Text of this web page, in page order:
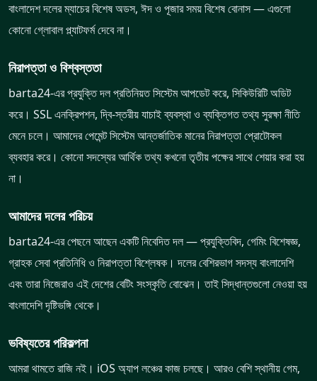
বাংলাদেশ দলের ম্যাচের বিশেষ অডস, ঈদ ও পূজার সময় বিশেষ বোনাস — এগুলো
কোনো গ্লোবাল প্ল্যাটফর্ম দেবে না।
নিরাপত্তা ও বিশ্বস্ততা
barta24-এর প্রযুক্তি দল প্রতিনিয়ত সিস্টেম আপডেট করে, সিকিউরিটি অডিট
করে। SSL এনক্রিপশন, দ্বি-স্তরীয় যাচাই ব্যবস্থা ও ব্যক্তিগত তথ্য সুরক্ষা নীতি
মেনে চলে। আমাদের পেমেন্ট সিস্টেম আন্তর্জাতিক মানের নিরাপত্তা প্রোটোকল
ব্যবহার করে। কোনো সদস্যের আর্থিক তথ্য কখনো তৃতীয় পক্ষের সাথে শেয়ার করা হয়
না।
আমাদের দলের পরিচয়
barta24-এর পেছনে আছেন একটি নিবেদিত দল — প্রযুক্তিবিদ, গেমিং বিশেষজ্ঞ,
গ্রাহক সেবা প্রতিনিধি ও নিরাপত্তা বিশ্লেষক। দলের বেশিরভাগ সদস্য বাংলাদেশি
এবং তারা নিজেরাও এই দেশের বেটিং সংস্কৃতি বোঝেন। তাই সিদ্ধান্তগুলো নেওয়া হয়
বাংলাদেশি দৃষ্টিভঙ্গি থেকে।
ভবিষ্যতের পরিকল্পনা
আমরা থামতে রাজি নই। iOS অ্যাপ লঞ্চের কাজ চলছে। আরও বেশি স্থানীয় গেম,